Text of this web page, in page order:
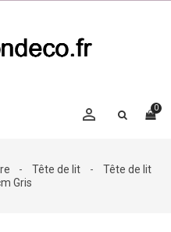
0

Tête de lit
Tête de lit
Gris